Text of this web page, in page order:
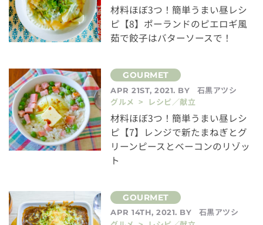
材料ほぼ3つ！簡単うまい昼レシ
ピ【8】ポーランドのピエロギ風
茹で餃子はバターソースで！
APR 21ST, 2021. BY
石黒アツシ
グルメ > レシピ／献立
材料ほぼ3つ！簡単うまい昼レシ
ピ【7】レンジで新たまねぎとグ
リーンピースとベーコンのリゾッ
ト
APR 14TH, 2021. BY
石黒アツシ